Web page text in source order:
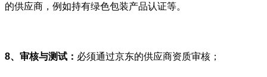
的供应商，例如持有绿色包装产品认证等。
8、审核与测试： 必须通过京东的供应商资质审核；